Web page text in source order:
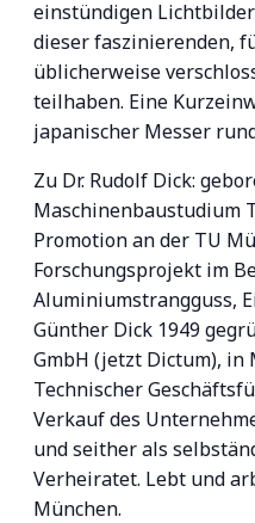
einstündigen
dieser faszinierenden,
üblicherweise
teilhaben. Eine
japanischer Messer
Zu Dr. Rudolf Dick:
Maschinenbaustudium
Promotion an der TU
Forschungsprojekt im
Aluminiumstrangguss,
Günther Dick 1949
GmbH (jetzt Dictum), in
Technischer
Verkauf des
und seither als
Verheiratet. Lebt und
München.